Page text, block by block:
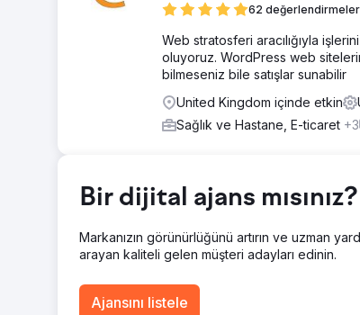
sahipti. Buradaki zorluk, işlevsiz bir siteyi,
Masaüstü ve mobil cihazlar için tamamen özel
sürtünmeyi azaltmak, kullanıcıları sorgular
oluşturmak için kademeli ve sayfalı formlar
Yeni tasarım daha profesyonel bir dijital varlık
kolaylaştırdı ve genel deneyim, işletmeye
Ajans sayfasına git
62 değerlendirmeler
Web stratosferi aracılığıyla
oluyoruz. WordPress web
bilmeseniz bile satışlar sunabilir
United Kingdom içinde etkin
Sağlık ve Hastane, E-ticaret +3
Bir dijital ajans mısınız?
Markanızın görünürlüğünü artırın ve uzman
arayan kaliteli gelen müşteri adayları edinin.
Ajansını listele